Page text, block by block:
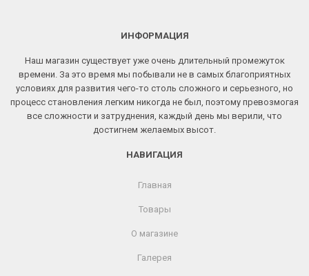
ИНФОРМАЦИЯ
Наш магазин существует уже очень длительный промежуток
времени. За это время мы побывали не в самых благоприятных
условиях для развития чего-то столь сложного и серьезного, но
процесс становления легким никогда не был, поэтому превозмогая
все сложности и затруднения, каждый день мы верили, что
достигнем желаемых высот.
НАВИГАЦИЯ
Главная
Товары
О магазине
Галерея